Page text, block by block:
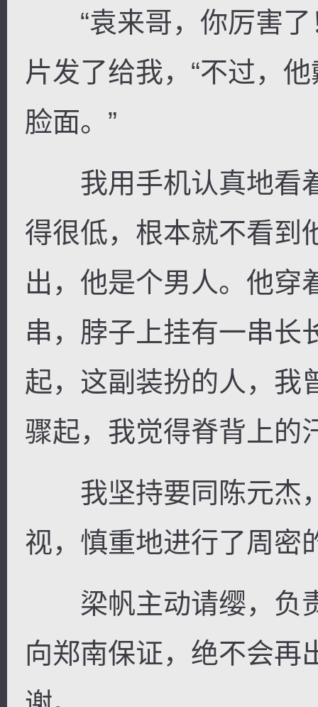
“袁来哥，你厉害了
片发了给我，“不过，
脸面。”
我用手机认真地看
得很低，根本就不看到
出，他是个男人。他穿
串，脖子上挂有一串长
起，这副装扮的人，我
骤起，我觉得脊背上的
我坚持要同陈元杰
视，慎重地进行了周密
梁帆主动请缨，负
向郑南保证，绝不会再